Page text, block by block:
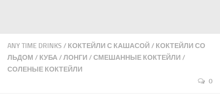
ANY TIME DRINKS / КОКТЕЙЛИ С КАШАСОЙ / КОКТЕЙЛИ СО
ЛЬДОМ / КУБА/ЛОНГИ /СМЕШАННЫЕ КОКТЕЙЛИ /
СОЛЕНЫЕ КОКТЕЙЛИ
0